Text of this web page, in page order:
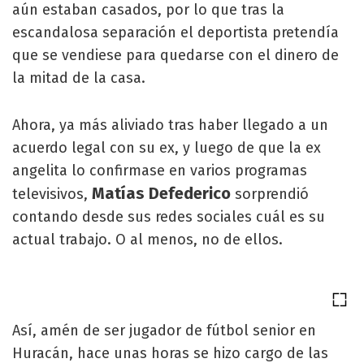
aún estaban casados, por lo que tras la
escandalosa separación el deportista pretendía
que se vendiese para quedarse con el dinero de
la mitad de la casa.
Ahora, ya más aliviado tras haber llegado a un
acuerdo legal con su ex, y luego de que la ex
angelita lo confirmase en varios programas
televisivos, Matías Defederico sorprendió
contando desde sus redes sociales cuál es su
actual trabajo. O al menos, no de ellos.
Así, amén de ser jugador de fútbol senior en
Huracán, hace unas horas se hizo cargo de las